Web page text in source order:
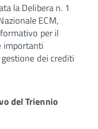
la Delibera n. 1
ECM,
per il
importanti
dei crediti
del Triennio